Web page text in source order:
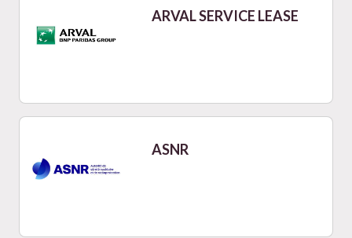
ARVAL SERVICE LEASE
ASNR